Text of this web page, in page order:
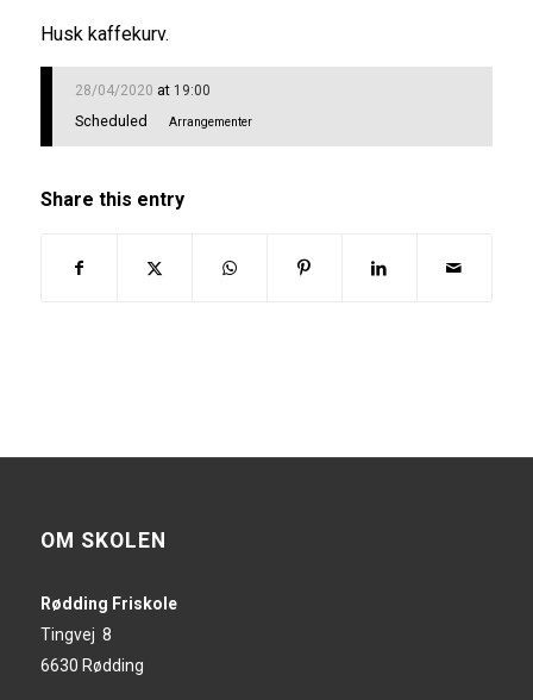
Husk kaffekurv.
28/04/2020 at 19:00
Scheduled Arrangementer
Share this entry
OM SKOLEN
Rødding Friskole
Tingvej 8
6630 Rødding